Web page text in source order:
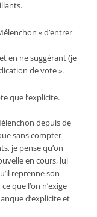
« d’entrer
en ne suggérant (je
de vote ».
que l’explicite.
depuis de
sans compter
je pense qu’on
en cours, lui
reprenne son
que l’on n’exige
d’explicite et